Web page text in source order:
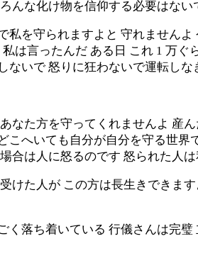
んな化け物を信仰する必要はない
私を守られますよと 守れません
は言ったんだ ある日 これ 1 万
いで 怒りに狂わないで運転しな
なた方を守ってくれませんよ 産
こへいても自分が自分を守る世
合は人に怒るのです 怒られた人は
けた人が この方は長生きできま
く落ち着いている 行儀さんは完